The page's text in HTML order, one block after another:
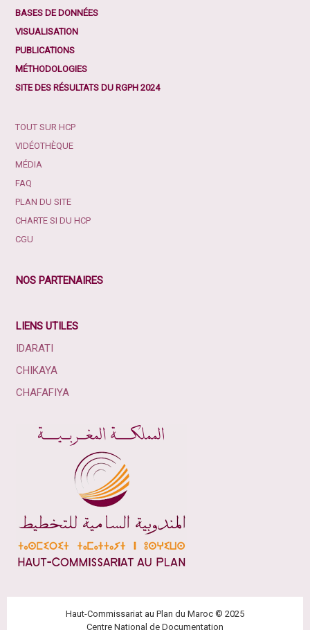
BASES DE DONNÉES
VISUALISATION
PUBLICATIONS
MÉTHODOLOGIES
SITE DES RÉSULTATS DU RGPH 2024
TOUT SUR HCP
VIDÉOTHÈQUE
MÉDIA
FAQ
PLAN DU SITE
CHARTE SI DU HCP
CGU
NOS PARTENAIRES
LIENS UTILES
IDARATI
CHIKAYA
CHAFAFIYA
Haut-Commissariat au Plan du Maroc © 2025
Centre National de Documentation